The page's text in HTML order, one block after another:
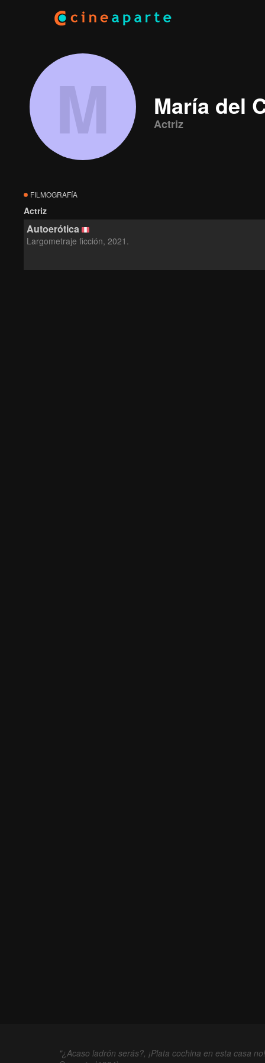
M María del
Actriz
FILMOGRAFÍA
Actriz
Autoerótica
Largometraje ficción, 2021.
"¿Acaso ladrón serás?, ¡Plata cochina en esta casa